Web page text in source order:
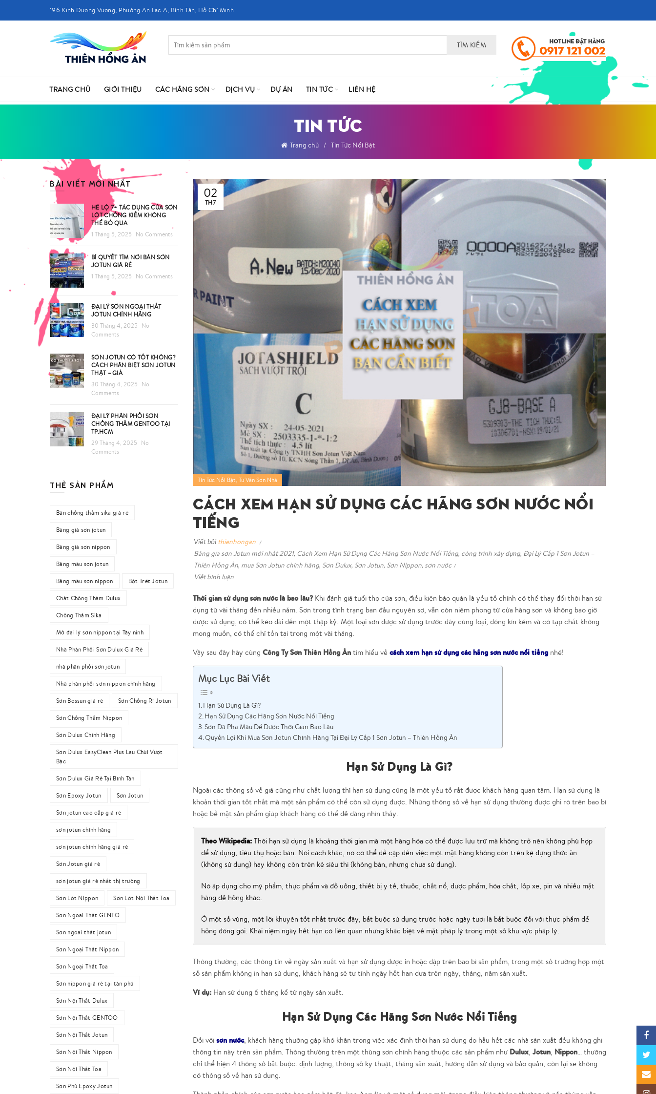
196 Kinh Dương Vương, Phường An Lạc A, Bình Tân, Hồ Chí Minh
TÌM KIẾM
TRANG CHỦ GIỚI THIỆU CÁC HÃNG SƠN DỊCH VỤ DỰ ÁN TIN TỨC LIÊN HỆ
TIN TỨC
Trang chủ Tin Tức Nổi Bật
02
TH7
Tin Tức Nổi Bật Tư Vấn Sơn Nhà
Cách Xem Hạn Sử Dụng Các Hãng Sơn Nước Nổi
Tiếng
Viết bởi thienhongan
Bảng gía sơn Jotun mới nhất 2021, Cách Xem Hạn Sử Dụng Các Hãng Sơn Nước Nổi Tiếng, công trình xây dựng, Đại Lý Cấp 1 Sơn Jotun –
Thiên Hồng Ân, mua Sơn Jotun chính hãng, Sơn Dulux, Sơn Jotun, Sơn Nippon, sơn nước
Viết bình luận
Thời gian sử dụng sơn nước là bao lâu?Khi đánh giá tuổi thọ của sơn, điều kiện bảo quản là yếu tố chính có thể thay đổi thời hạn sử
dụng từ vài tháng đến nhiều năm. Sơn trong tình trạng ban đầu nguyên sơ, vẫn còn niêm phong từ cửa hàng sơn và không bao giờ
được sử dụng, có thể kéo dài đến một thập kỷ. Một loại sơn được sử dụng trước đây cùng loại, đóng kín kém và có tạp chất không
mong muốn, có thể chỉ tồn tại trong một vài tháng.
Vậy sau đây hãy cùng Công Ty Sơn Thiên Hồng Ântìm hiểu về cách xem hạn sử dụng các hãng sơn nước nổi tiếngnhé!
Mục Lục Bài Viết
Hạn Sử Dụng Là Gì?
Hạn Sử Dụng Các Hãng Sơn Nước Nổi Tiếng
Sơn Đã Pha Màu Để Được Thời Gian Bao Lâu
Quyền Lợi Khi Mua Sơn Jotun Chính Hãng Tại Đại Lý Cấp 1 Sơn Jotun – Thiên Hồng Ân
Hạn Sử Dụng Là Gì?
Ngoài các thông số về giá cũng như chất lượng thì hạn sử dụng cũng là một yếu tố rất được khách hàng quan tâm. Hạn sử dụng là
khoản thời gian tốt nhất mà một sản phẩm có thể còn sử dụng được. Những thông số về hạn sử dụng thường được ghi rõ trên bao bì
hoặc bề mặt sản phẩm giúp khách hàng có thể dễ dàng nhìn thấy.
Theo Wikipedia:Thời hạn sử dụng là khoảng thời gian mà một hàng hóa có thể được lưu trữ mà không trở nên không phù hợp
để sử dụng, tiêu thụ hoặc bán. Nói cách khác, nó có thể đề cập đến việc một mặt hàng không còn trên kệ đựng thức ăn
(không sử dụng) hay không còn trên kệ siêu thị (không bán, nhưng chưa sử dụng).
Nó áp dụng cho mỹ phẩm, thực phẩm và đồ uống, thiết bị y tế, thuốc, chất nổ, dược phẩm, hóa chất, lốp xe, pin và nhiều mặt
hàng dễ hỏng khác.
Ở một số vùng, một lời khuyên tốt nhất trước đây, bắt buộc sử dụng trước hoặc ngày tươi là bắt buộc đối với thực phẩm dễ
hỏng đóng gói. Khái niệm ngày hết hạn có liên quan nhưng khác biệt về mặt pháp lý trong một số khu vực pháp lý.
Thông thường, các thông tin về ngày sản xuất và hạn sử dụng được in hoặc dập trên bao bì sản phẩm, trong một số trường hợp một
số sản phẩm không in hạn sử dụng, khách hàng sẽ tự tính ngày hết hạn dựa trên ngày, tháng, năm sản xuất.
Ví dụ:Hạn sử dụng 6 tháng kể từ ngày sản xuất.
Hạn Sử Dụng Các Hãng Sơn Nước Nổi Tiếng
Đối với sơn nước, khách hàng thường gặp khó khăn trong việc xác định thời hạn sử dụng do hầu hết các nhà sản xuất đều không ghi
thông tin này trên sản phẩm. Thông thường trên một thùng sơn chính hãng thuộc các sản phẩm như Dulux, Jotun, Nippon… thường
chỉ thể hiện 4 thông số bắt buộc: định lượng, thông số kỹ thuật, tháng sản xuất, hướng dẫn sử dụng và bảo quản, còn lại sẽ không
có thông số về hạn sử dụng.
BÀI VIẾT MỚI NHẤT
HÉ LỘ 7+ TÁC DỤNG CỦA SƠN
LÓT CHỐNG KIỀM KHÔNG
THỂ BỎ QUA
1 Tháng 5, 2025
No Comments
BÍ QUYẾT TÌM NƠI BÁN SƠN
JOTUN GIÁ RẺ
1 Tháng 5, 2025
No Comments
ĐẠI LÝ SƠN NGOẠI THẤT
JOTUN CHÍNH HÃNG
30 Tháng 4, 2025
No
Comments
SƠN JOTUN CÓ TỐT KHÔNG?
CÁCH PHÂN BIỆT SƠN JOTUN
THẬT – GIẢ
30 Tháng 4, 2025
No
Comments
ĐẠI LÝ PHÂN PHỐI SƠN
CHỐNG THẤM GENTOO TẠI
TP.HCM
29 Tháng 4, 2025
No
Comments
THẺ SẢN PHẨM
Bán chống thấm sika giá rẻ
Bảng giá sơn jotun
Bảng giá sơn nippon
Bảng màu sơn jotun
Bảng màu sơn nippon Bột Trét Jotun
Chất Chống Thấm Dulux
Chống Thấm Sika
Mở đại lý sơn nippon tại Tây ninh
Nhà Phân Phối Sơn Dulux Giá Rẻ
nhà phân phối sơn jotun
Nhà phân phối sơn nippon chính hãng
Sơn Bossun giá rẻ Sơn Chống Rỉ Jotun
Sơn Chống Thấm Nippon
Sơn Dulux Chính Hãng
Sơn Dulux EasyClean Plus Lau Chùi Vượt
Bậc
Sơn Dulux Giá Rẻ Tại Bình Tân
Sơn Epoxy Jotun Sơn Jotun
Sơn jotun cao cấp giá rẻ
sơn jotun chính hãng
sơn jotun chính hãng giá rẻ
Sơn Jotun giá rẻ
sơn jotun giá rẻ nhất thị trường
Sơn Lót Nippon Sơn Lót Nội Thất Toa
Sơn Ngoại Thất GENTO
Sơn ngoại thất jotun
Sơn Ngoại Thất Nippon
Sơn Ngoại Thất Toa
Sơn nippon giá rẻ tại tân phú
Sơn Nội Thất Dulux
Sơn Nội Thất GENTOO
Sơn Nội Thất Jotun
Sơn Nội Thất Nippon
Sơn Nội Thất Toa
Sơn Phủ Epoxy Jotun
Twitter
Email